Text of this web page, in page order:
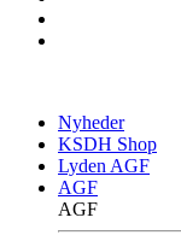
Nyheder
KSDH Shop
Lyden AGF
AGF
AGF